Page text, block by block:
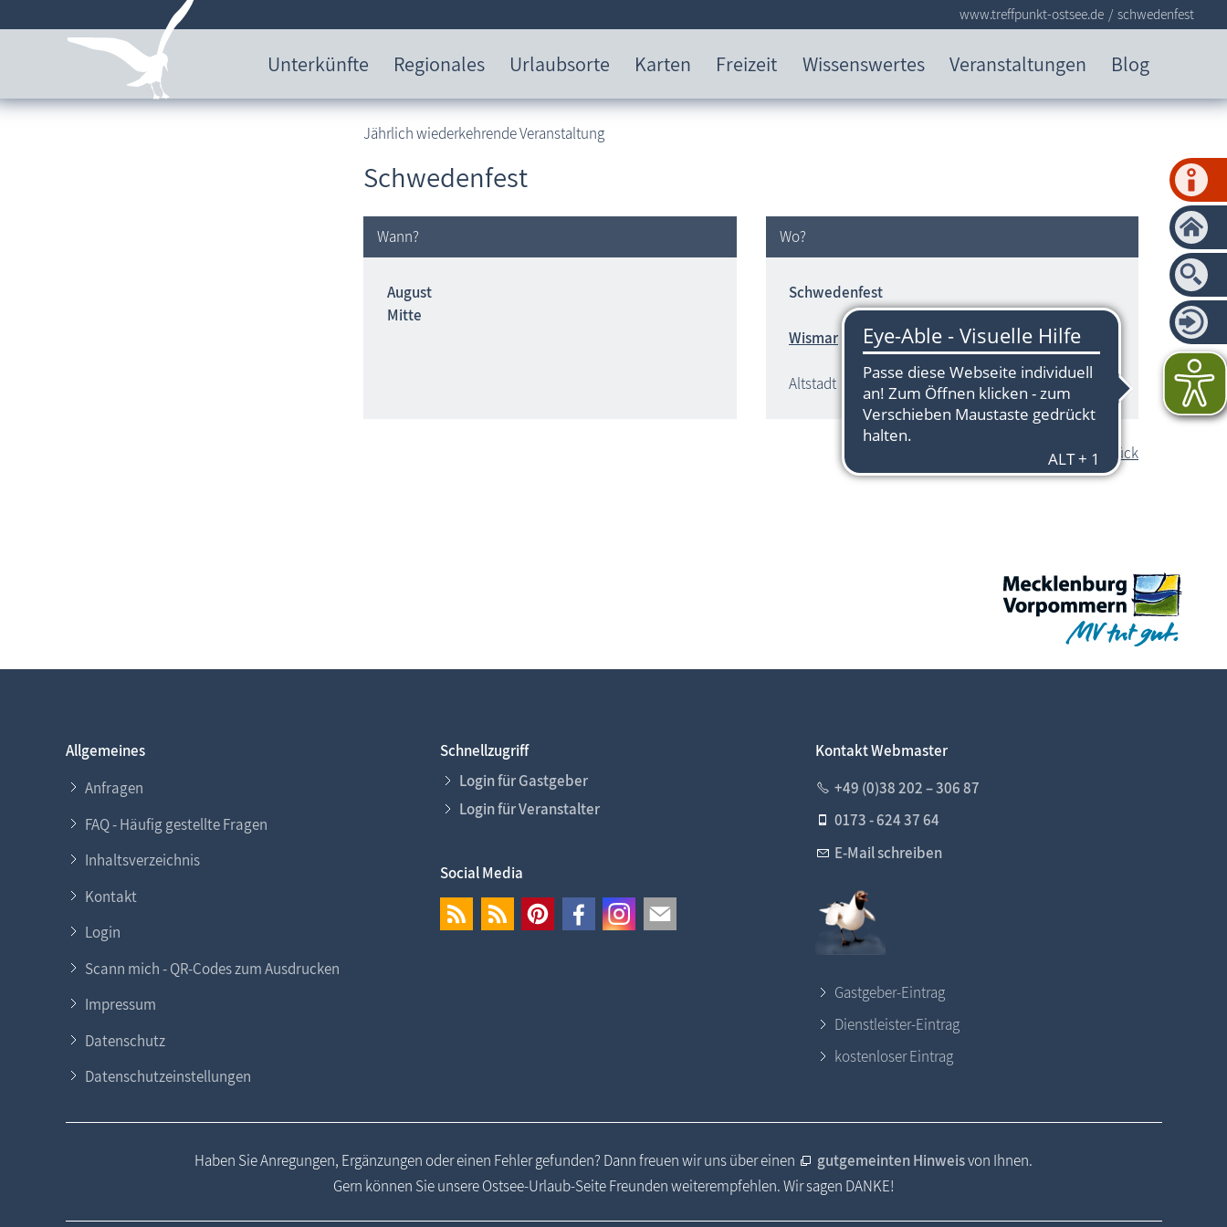
Unterkünfte Regionales Urlaubsorte Karten Freizeit Wissenswertes Veranstaltungen Blog
www.treffpunkt-ostsee.de schwedenfest
Jährlich wiederkehrende Veranstaltung
Schwedenfest
Wann?
August
Mitte
Wo?
Schwedenfest
Wismar
Altstadt
zurück
Allgemeines
Anfragen
FAQ - Häufig gestellte Fragen
Inhaltsverzeichnis
Kontakt
Login
Scann mich - QR-Codes zum Ausdrucken
Impressum
Datenschutz
Datenschutzeinstellungen
Schnellzugriff
Login für Gastgeber
Login für Veranstalter
Social Media
Kontakt Webmaster
+49 (0)38 202 – 306 87
0173 - 624 37 64
E-Mail schreiben
Gastgeber-Eintrag
Dienstleister-Eintrag
kostenloser Eintrag
Haben Sie Anregungen, Ergänzungen oder einen Fehler gefunden? Dann freuen wir uns über einen gutgemeinten Hinweisvon Ihnen.
Gern können Sie unsere Ostsee-Urlaub-Seite Freunden weiterempfehlen. Wir sagen DANKE!